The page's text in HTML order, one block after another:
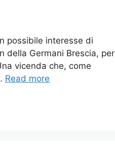
possibile interesse di
della Germani Brescia, per
vicenda che, come
Read more